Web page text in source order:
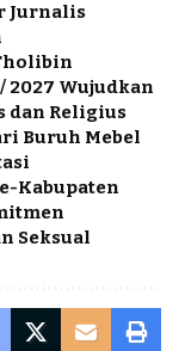
Jurnalis
2027 Wujudkan
dan Religius
Buruh Mebel
Kabupaten
Seksual